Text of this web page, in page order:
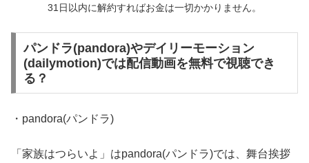
31日以内に解約すればお金は一切かかりません。
パンドラ(pandora)やデイリーモーション
(dailymotion)では配信動画を無料で視聴でき
る？
・pandora(パンドラ)
「家族はつらいよ」はpandora(パンドラ)では、舞台挨拶